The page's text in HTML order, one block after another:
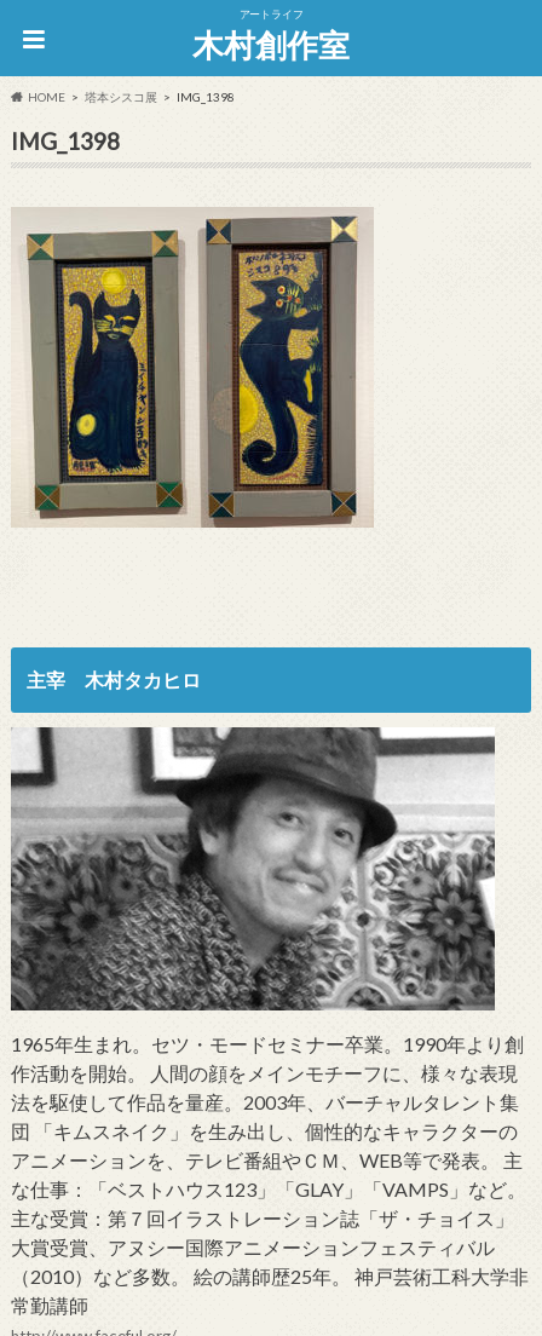
アートライフ
木村創作室
HOME 塔本シスコ展 IMG_1398
IMG_1398
主宰 木村タカヒロ
1965年生まれ。セツ・モードセミナー卒業。1990年より創
作活動を開始。 人間の顔をメインモチーフに、様々な表現
法を駆使して作品を量産。2003年、バーチャルタレント集
団 「キムスネイク」を生み出し、個性的なキャラクターの
アニメーションを、テレビ番組やＣＭ、WEB等で発表。 主
な仕事：「ベストハウス123」「GLAY」「VAMPS」など。
主な受賞：第７回イラストレーション誌「ザ・チョイス」
大賞受賞、アヌシー国際アニメーションフェスティバル
（2010）など多数。 絵の講師歴25年。 神戸芸術工科大学非
常勤講師